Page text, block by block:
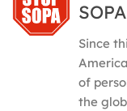
Since
of
the